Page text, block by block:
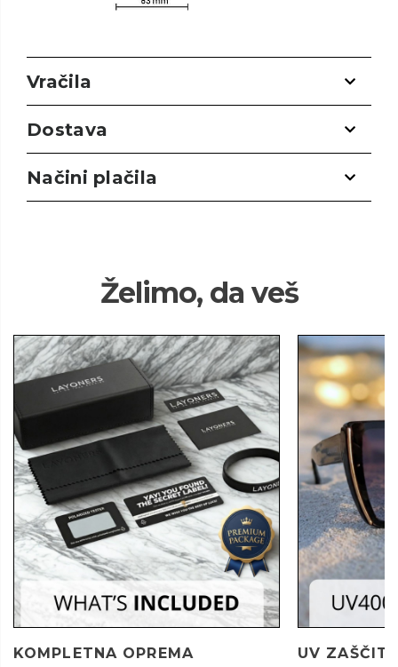
Vračila
Dostava
Načini plačila
Želimo, da veš
KOMPLETNA OPREMA UV